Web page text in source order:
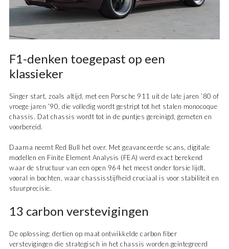
F1-denken toegepast op een
klassieker
Singer start, zoals altijd, met een Porsche 911 uit de late jaren ’80 of
vroege jaren ’90, die volledig wordt gestript tot het stalen monocoque
chassis. Dat chassis wordt tot in de puntjes gereinigd, gemeten en
voorbereid.
Daarna neemt Red Bull het over. Met geavanceerde scans, digitale
modellen en Finite Element Analysis (FEA) werd exact berekend
waar de structuur van een open 964 het meest onder torsie lijdt,
vooral in bochten, waar chassisstijfheid cruciaal is voor stabiliteit en
stuurprecisie.
13 carbon verstevigingen
De oplossing: dertien op maat ontwikkelde carbon fiber
verstevigingen die strategisch in het chassis worden geïntegreerd